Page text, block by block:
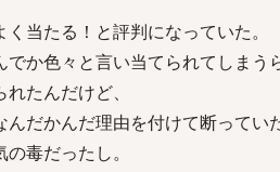
当たる！と評判になっていた。
か色々と言い当てられてしまう
たんだけど、
だかんだ理由を付けて断っていた
毒だったし。